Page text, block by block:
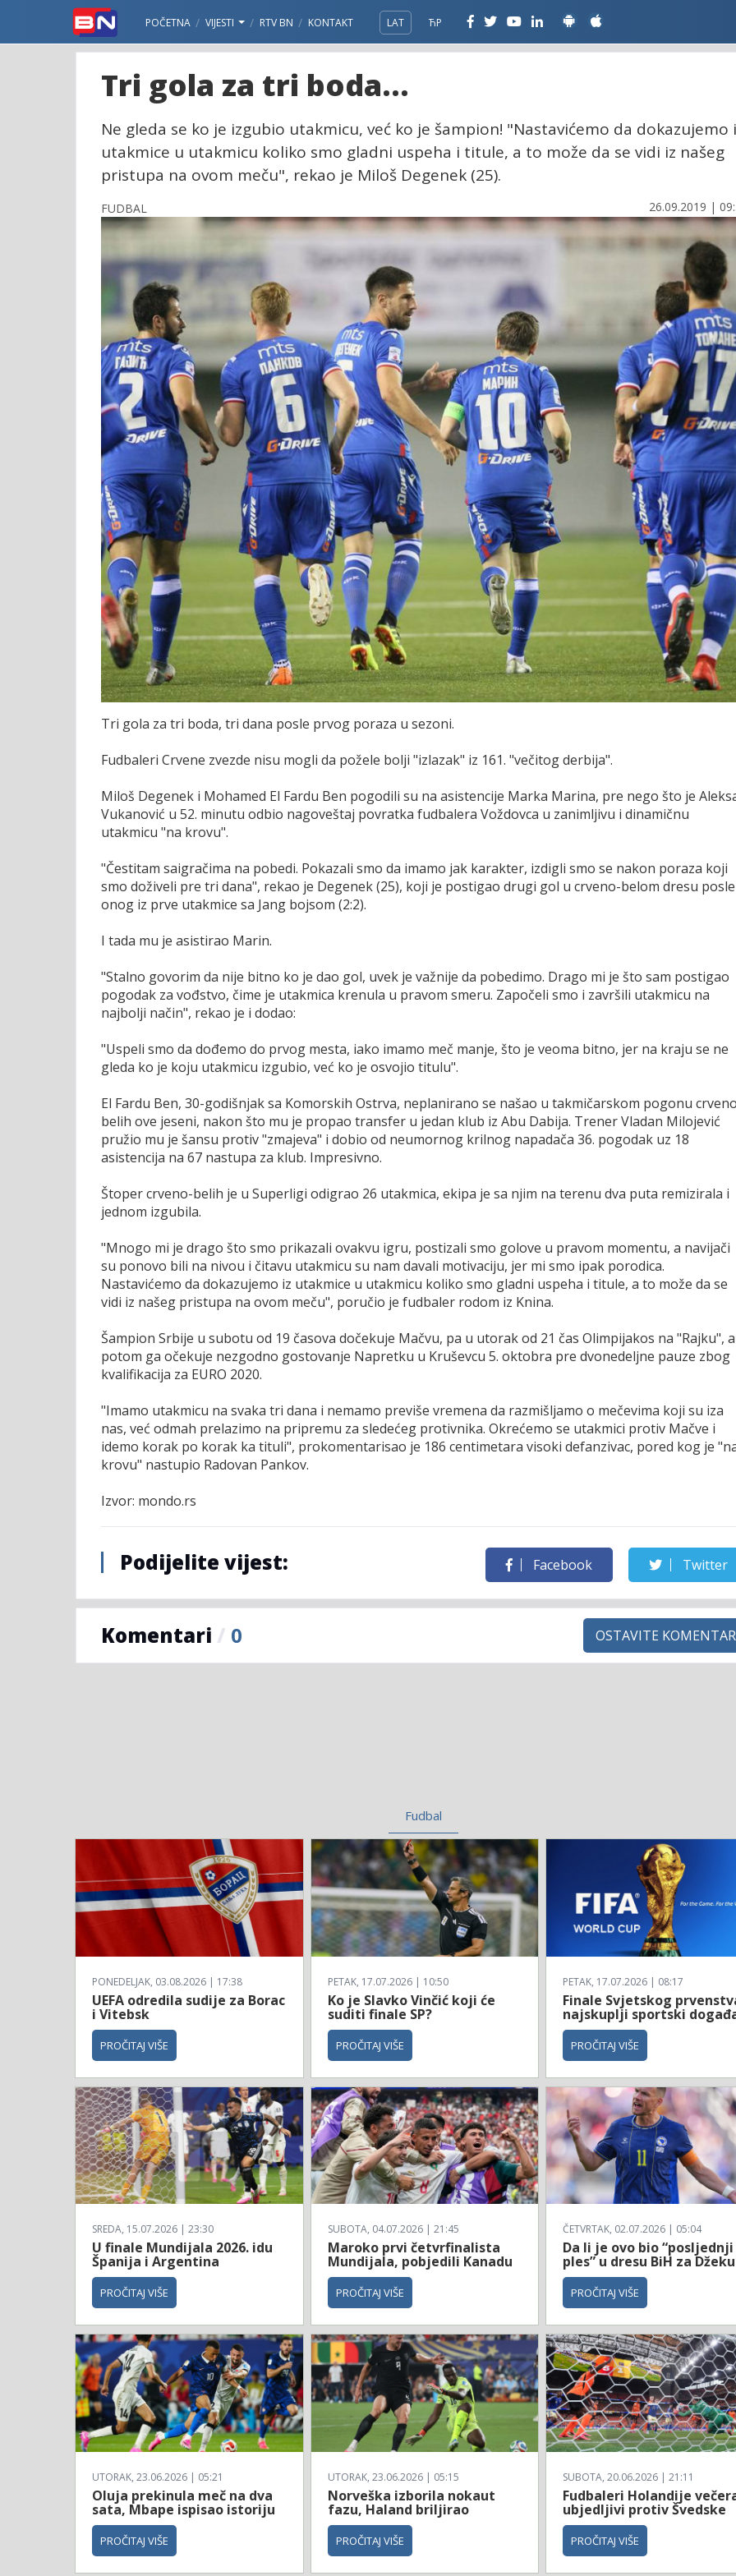
POČETNA VIJESTI RTV BN KONTAKT LAT ЋР
Tri gola za tri boda...
Ne gleda se ko je izgubio utakmicu, već ko je šampion! "Nastavićemo da dokazujemo
utakmice u utakmicu koliko smo gladni uspeha i titule, a to može da se vidi iz našeg
pristupa na ovom meču", rekao je Miloš Degenek (25).
FUDBAL 26.09.2019 |
Tri gola za tri boda, tri dana posle prvog poraza u sezoni.
Fudbaleri Crvene zvezde nisu mogli da požele bolji "izlazak" iz 161. "večitog derbija".
Miloš Degenek i Mohamed El Fardu Ben pogodili su na asistencije Marka Marina, pre nego što je
Vukanović u 52. minutu odbio nagoveštaj povratka fudbalera Voždovca u zanimljivu i dinamičnu
utakmicu "na krovu".
"Čestitam saigračima na pobedi. Pokazali smo da imamo jak karakter, izdigli smo se nakon poraza koji
smo doživeli pre tri dana", rekao je Degenek (25), koji je postigao drugi gol u crveno-belom dresu posle
onog iz prve utakmice sa Jang bojsom (2:2).
I tada mu je asistirao Marin.
"Stalno govorim da nije bitno ko je dao gol, uvek je važnije da pobedimo. Drago mi je što sam postigao
pogodak za vođstvo, čime je utakmica krenula u pravom smeru. Započeli smo i završili utakmicu na
najbolji način", rekao je i dodao:
"Uspeli smo da dođemo do prvog mesta, iako imamo meč manje, što je veoma bitno, jer na kraju se ne
gleda ko je koju utakmicu izgubio, već ko je osvojio titulu".
El Fardu Ben, 30-godišnjak sa Komorskih Ostrva, neplanirano se našao u takmičarskom pogonu
belih ove jeseni, nakon što mu je propao transfer u jedan klub iz Abu Dabija. Trener Vladan Milojević
pružio mu je šansu protiv "zmajeva" i dobio od neumornog krilnog napadača 36. pogodak uz 18
asistencija na 67 nastupa za klub. Impresivno.
Štoper crveno-belih je u Superligi odigrao 26 utakmica, ekipa je sa njim na terenu dva puta remizirala i
jednom izgubila.
"Mnogo mi je drago što smo prikazali ovakvu igru, postizali smo golove u pravom momentu, a navijači
su ponovo bili na nivou i čitavu utakmicu su nam davali motivaciju, jer mi smo ipak porodica.
Nastavićemo da dokazujemo iz utakmice u utakmicu koliko smo gladni uspeha i titule, a to može da se
vidi iz našeg pristupa na ovom meču", poručio je fudbaler rodom iz Knina.
Šampion Srbije u subotu od 19 časova dočekuje Mačvu, pa u utorak od 21 čas Olimpijakos na "Rajku", a
potom ga očekuje nezgodno gostovanje Napretku u Kruševcu 5. oktobra pre dvonedeljne pauze zbog
kvalifikacija za EURO 2020.
"Imamo utakmicu na svaka tri dana i nemamo previše vremena da razmišljamo o mečevima koji su iza
nas, već odmah prelazimo na pripremu za sledećeg protivnika. Okrećemo se utakmici protiv Mačve i
idemo korak po korak ka tituli", prokomentarisao je 186 centimetara visoki defanzivac, pored kog je
krovu" nastupio Radovan Pankov.
Izvor: mondo.rs
Podijelite vijest: Facebook Twitter
Komentari / 0 OSTAVITE KOMENTAR
Fudbal
PONEDELJAK, 03.08.2026 | 17:38
UEFA odredila sudije za Borac
i Vitebsk
PROČITAJ VIŠE
PETAK, 17.07.2026 | 10:50
Ko je Slavko Vinčić koji će
suditi finale SP?
PROČITAJ VIŠE
PETAK, 17.07.2026 | 08:17
Finale Svjetskog
najskuplji sportski
PROČITAJ VIŠE
SREDA, 15.07.2026 | 23:30
U finale Mundijala 2026. idu
Španija i Argentina
PROČITAJ VIŠE
SUBOTA, 04.07.2026 | 21:45
Maroko prvi četvrfinalista
Mundijala, pobjedili Kanadu
PROČITAJ VIŠE
ČETVRTAK, 02.07.2026 | 05:04
Da li je ovo bio “posljednji
ples” u dresu BiH za Džeku
PROČITAJ VIŠE
UTORAK, 23.06.2026 | 05:21
Oluja prekinula meč na dva
sata, Mbape ispisao istoriju
PROČITAJ VIŠE
UTORAK, 23.06.2026 | 05:15
Norveška izborila nokaut
fazu, Haland briljirao
PROČITAJ VIŠE
SUBOTA, 20.06.2026 | 21:11
Fudbaleri Holandije
ubjedljivi protiv Švedske
PROČITAJ VIŠE